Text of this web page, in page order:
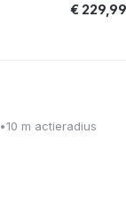
€ 229,99
•10 m actieradius